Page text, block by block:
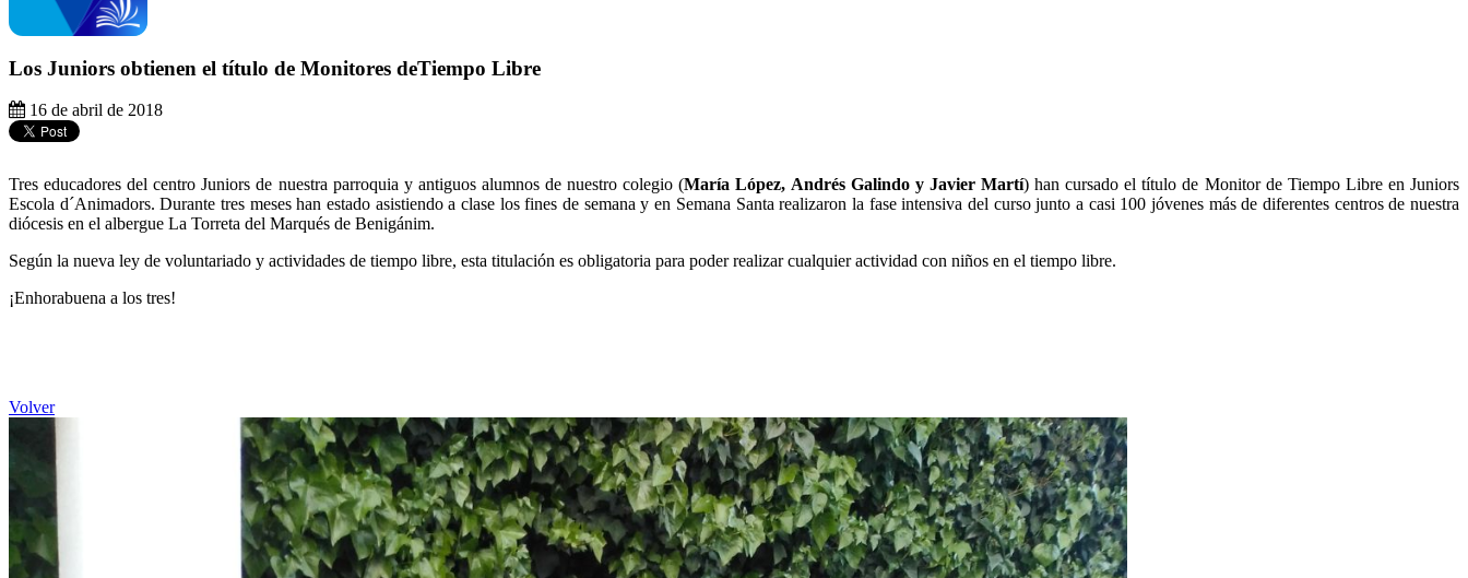
Los Juniors obtienen el título de Monitores deTiempo Libre
16 de abril de 2018
Tres educadores del centro Juniors de nuestra parroquia y antiguos alumnos de nuestro colegio (María López, Andrés Galindo y Javier Martí) han cursado el título de Monitor de Tiempo Libre en Juniors
Escola d´Animadors. Durante tres meses han estado asistiendo a clase los fines de semana y en Semana Santa realizaron la fase intensiva del curso junto a casi 100 jóvenes más de diferentes centros de nuestra
diócesis en el albergue La Torreta del Marqués de Benigánim.
Según la nueva ley de voluntariado y actividades de tiempo libre, esta titulación es obligatoria para poder realizar cualquier actividad con niños en el tiempo libre.
¡Enhorabuena a los tres!
Volver